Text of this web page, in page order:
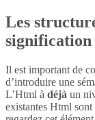
Les
signification
Il est important de
d’introduire une
L’Html à déjà un
existantes Html